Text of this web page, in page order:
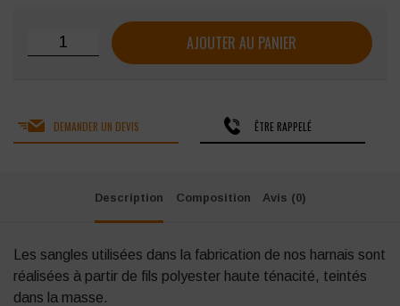
quantité de Harnais antichute SINGER 1 point d'ancrage
AJOUTER AU PANIER
DEMANDER UN DEVIS ÊTRE RAPPELÉ
Description Composition Avis (0)
Les sangles utilisées dans la fabrication de nos harnais sont
réalisées à partir de fils polyester haute ténacité, teintés
dans la masse.